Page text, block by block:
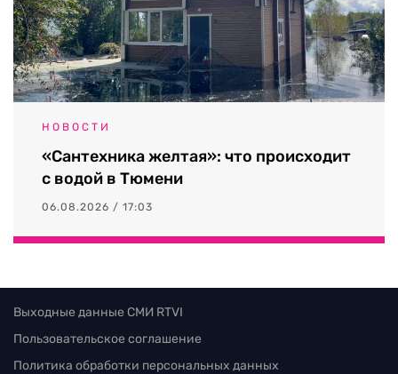
НОВОСТИ
«Сантехника желтая»: что происходит
с водой в Тюмени
06.08.2026 / 17:03
Выходные данные СМИ RTVI
Пользовательское соглашение
Политика обработки персональных данных